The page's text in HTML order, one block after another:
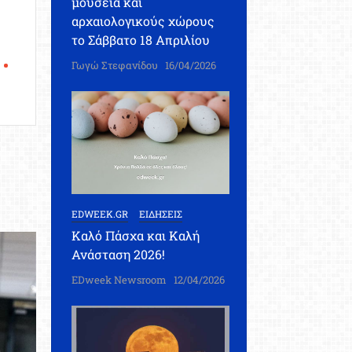
αρχαιολογικούς χώρους
το Σάββατο 18 Απριλίου
Γωγώ Στεφανίδου 16/04/2026
EDWEEK.GR ΕΙΔΗΣΕΙΣ
Καλό Πάσχα και Καλή
Ανάσταση 2026!
EDweek Newsroom 12/04/2026